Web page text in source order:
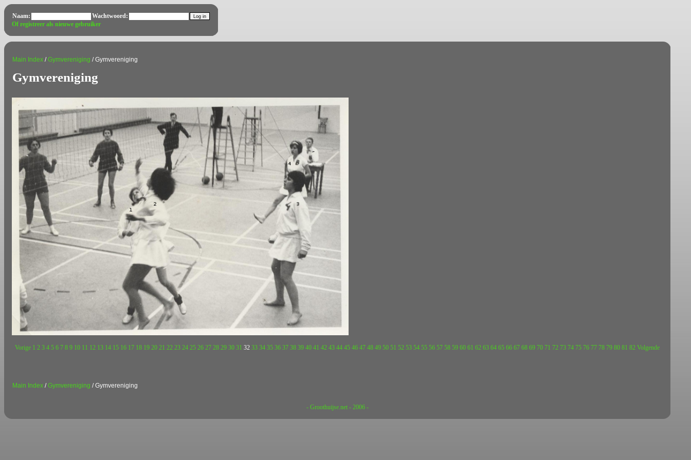
Naam:
Wachtwoord:
Of registreer als nieuwe gebruiker
Main Index /Gymvereniging / Gymvereniging
Gymvereniging
Vorige 1 2 3 4 5 6 7 8 9 10 11 12 13 14 15 16 17 18 19 20 21 22 23 24 25 26 27 28 29 30 31 32 33 34 35 36 37 38 39 40 41 42 43 44 45 46 47 48 49 50 51 52 53 54 55 56 57 58 59 60 61 62 63 64 65 66 67 68 69 70 71 72 73 74 75 76 77 78 79 80 81 82 Volgende
Main Index /Gymvereniging / Gymvereniging
- Groothuijse.net - 2006 -